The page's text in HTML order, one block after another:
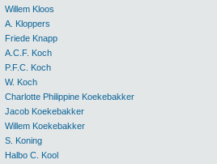
Willem Kloos
A. Kloppers
Friede Knapp
A.C.F. Koch
P.F.C. Koch
W. Koch
Charlotte Philippine Koekebakker
Jacob Koekebakker
Willem Koekebakker
S. Koning
Halbo C. Kool